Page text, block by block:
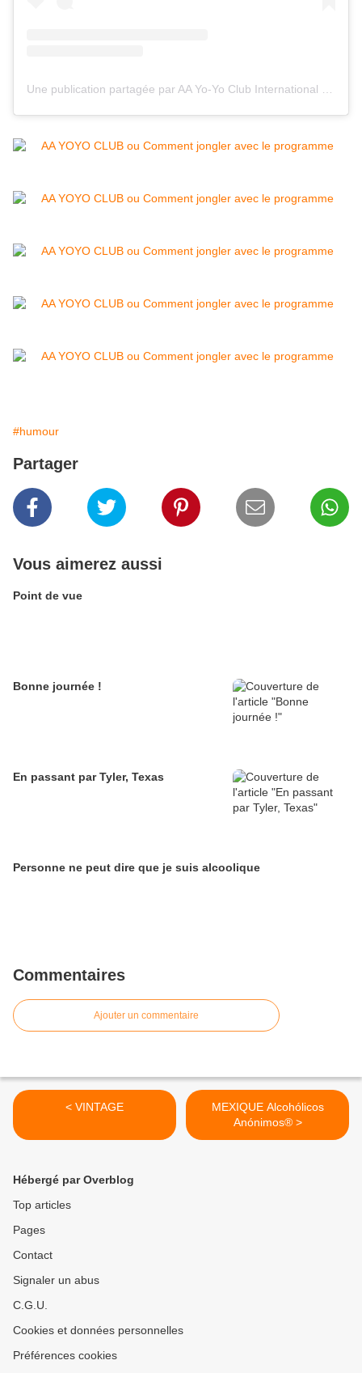
Une publication partagée par AA Yo-Yo Club International (@aa_club_international)
#humour
Partager
Vous aimerez aussi
Point de vue
Bonne journée !
En passant par Tyler, Texas
Personne ne peut dire que je suis alcoolique
Commentaires
Ajouter un commentaire
< VINTAGE
MEXIQUE Alcohólicos
Anónimos® >
Hébergé par Overblog
Top articles
Pages
Contact
Signaler un abus
C.G.U.
Cookies et données personnelles
Préférences cookies